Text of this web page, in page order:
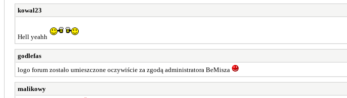
kowal23
Hell yeahh
godlefas
logo forum zostało umieszczone oczywiście za zgodą administratora BeMisza
malikowy